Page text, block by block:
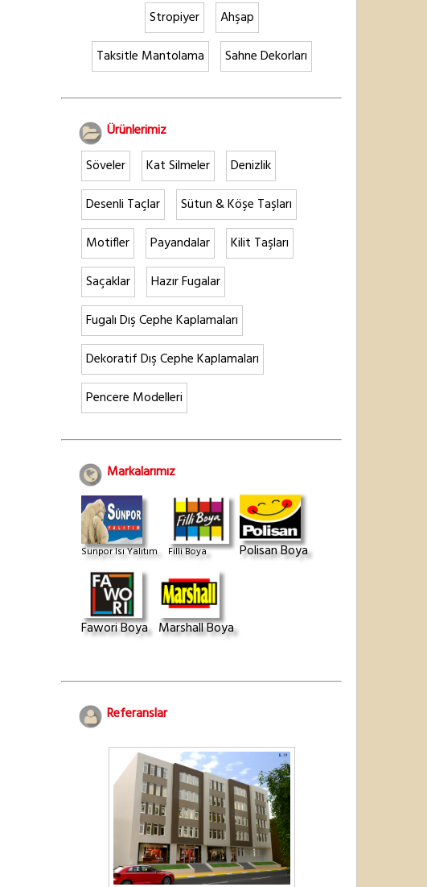
Stropiyer
Ahşap
Taksitle Mantolama
Sahne Dekorları
Ürünlerimiz
Söveler
Kat Silmeler
Denizlik
Desenli Taçlar
Sütun & Köşe Taşları
Motifler
Payandalar
Kilit Taşları
Saçaklar
Hazır Fugalar
Fugalı Dış Cephe Kaplamaları
Dekoratif Dış Cephe Kaplamaları
Pencere Modelleri
Markalarımız
Sunpor Isı Yalıtım Filli Boya Polisan Boya
Fawori Boya Marshall Boya
Referanslar